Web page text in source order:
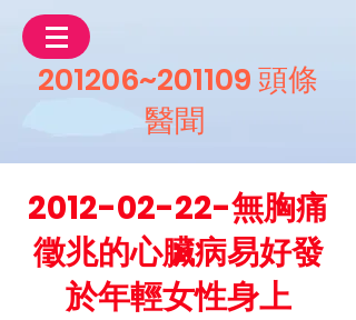
201206~201109 頭條
醫聞
2012-02-22-無胸痛
徵兆的心臟病易好發
於年輕女性身上